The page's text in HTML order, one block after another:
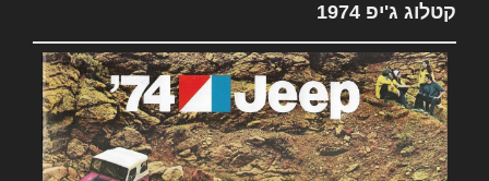
קטלוג ג'יפ 1974